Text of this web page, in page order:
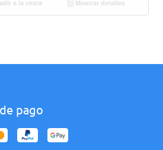
a la cesta Mostrar detalles
pago